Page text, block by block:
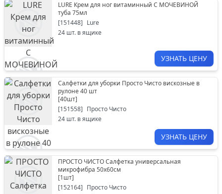
LURE Крем для ног витаминный С МОЧЕВИНОЙ
туба 75мл
[151448] Lure
24 шт. в ящике
УЗНАТЬ ЦЕНУ
Салфетки для уборки Просто Чисто вискозные в
рулоне 40 шт
[40шт]
[151558] Просто Чисто
24 шт. в ящике
УЗНАТЬ ЦЕНУ
ПРОСТО ЧИСТО Салфетка универсальная
микрофибра 50х60см
[1шт]
[152164] Просто Чисто